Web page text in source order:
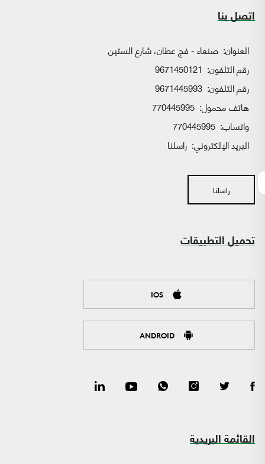
اتصل بنا
العنوان: صنعاء - فج عطان، شارع الستين
رقم التلفون: 9671450121
رقم التلفون: 9671445993
هاتف محمول: 770445995
واتساب:
البريد الإلكتروني: راسلنا
راسلنا
تحميل التطبيقات
IOS
ANDROID
القائمة البريدية